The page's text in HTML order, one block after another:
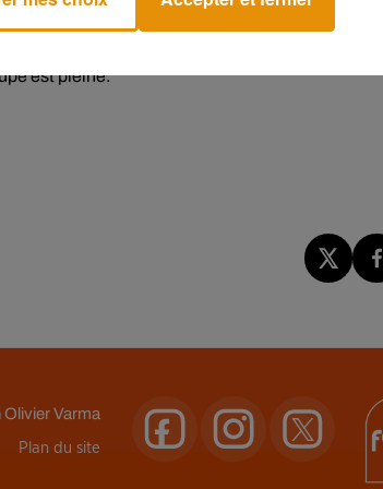
main aux porte-monnaie. Dans les magasins,
est pleine.
Olivier Varma
Plan du site